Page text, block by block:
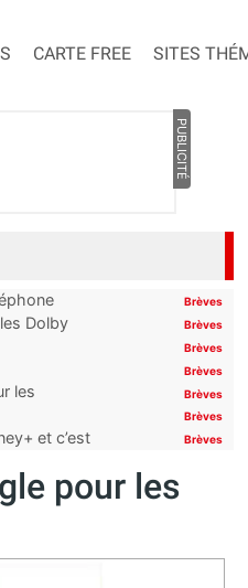
CARTE FREE SITES
PUBLICITÉ
Brèves
Dolby
Brèves
Brèves
Brèves
les
Brèves
Brèves
et c’est
Brèves
pour les